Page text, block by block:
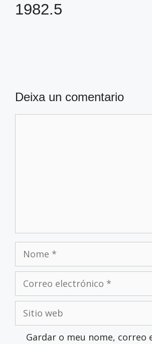
1982.5
Deixa un comentario
Gardar o meu nome, correo